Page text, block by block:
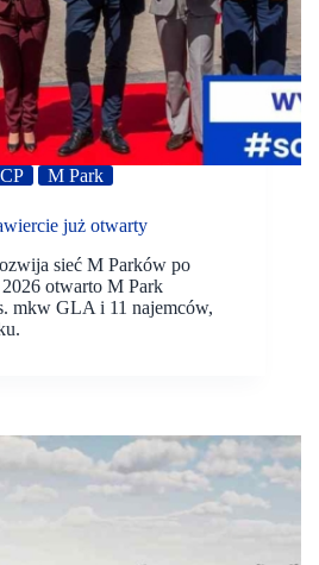
M Park
już otwarty
sieć M Parków po
otwarto M Park
mkw GLA i 11 najemców,